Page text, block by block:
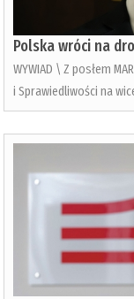
Polska wróci na
WYWIAD \ Z posłem
i Sprawiedliwości na